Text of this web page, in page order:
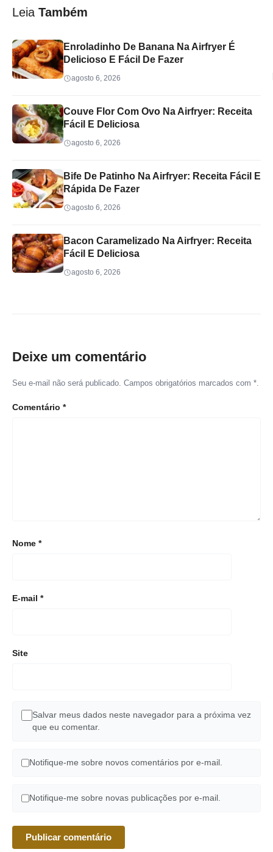
Leia Também
Enroladinho De Banana Na Airfryer É
Delicioso E Fácil De Fazer
agosto 6, 2026
Couve Flor Com Ovo Na Airfryer: Receita
Fácil E Deliciosa
agosto 6, 2026
Bife De Patinho Na Airfryer: Receita Fácil E
Rápida De Fazer
agosto 6, 2026
Bacon Caramelizado Na Airfryer: Receita
Fácil E Deliciosa
agosto 6, 2026
Deixe um comentário
Seu e-mail não será publicado. Campos obrigatórios marcados com *.
Comentário *
Nome *
E-mail *
Site
Salvar meus dados neste navegador para a próxima vez
que eu comentar.
Notifique-me sobre novos comentários por e-mail.
Notifique-me sobre novas publicações por e-mail.